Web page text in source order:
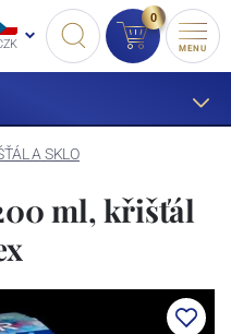
0
MENU
A SKLO
ml, křišťál